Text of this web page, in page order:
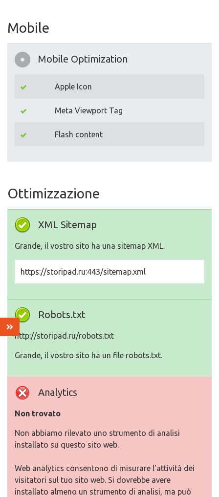
Mobile
Mobile Optimization
Apple Icon
Meta Viewport Tag
Flash content
Ottimizzazione
XML Sitemap
Grande, il vostro sito ha una sitemap XML.
https://storipad.ru:443/sitemap.xml
Robots.txt
http://storipad.ru/robots.txt
Grande, il vostro sito ha un file robots.txt.
Analytics
Non trovato
Non abbiamo rilevato uno strumento di analisi
installato su questo sito web.
Web analytics consentono di misurare l'attività dei
visitatori sul tuo sito web. Si dovrebbe avere
installato almeno un strumento di analisi, ma può